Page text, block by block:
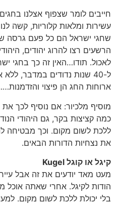
חייבים לומר שצפוף אצלנו בחגים
עשירות ומלאות קלוריות, קשה לנו
שחגי ישראל הם כל פעם גרסה
הרשעים רצו להרוג יהודים, היהודים
לאכול. תודו…האין זה כך בחגי
ל-40 שנות נדודים במדבר, ללא
ארוחות החג הן פיצוי
מוסיף מלכיור: אם נוסיף לכך את
כמה קציצות בקר, גם היהודי הנודד
ללכת לשום מקום. וכך מבטיחה
את נצחיות הדורות הבאים.
קיגל או קוגלKugel
מעט מאד יודעים את זה אבל
הודות לקיגל. אחרי שאתה אוכל
בלי יכולת ללכת לשום מקום.